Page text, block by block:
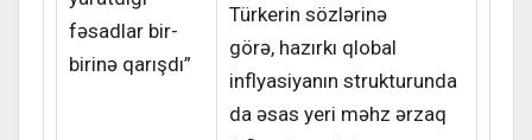
fəsadlar bir-
birinə qarışdı”
Türkerin sözlərinə
görə, hazırkı qlobal
inflyasiyanın strukturunda
da əsas yeri məhz ərzaq